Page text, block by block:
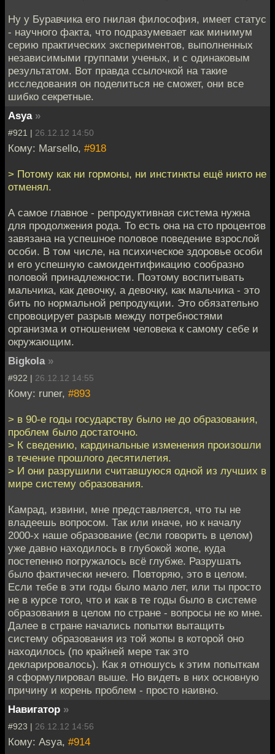
Ну у Буравчика его гнилая философия, имеет статус
- научного факта, что подразумевает как минимум
серию практических экспериментов, выполненных
независимыми группами ученых, и с одинаковым
результатом. Вот правда ссылочкой на такие
исследования он поделиться не сможет, они все
шибко секретные.
Asya »
#921 | 26.12.12 14:50
Кому: Marsello, #918
> Потому как ни гормоны, ни инстинкты ещё никто не
отменял.
А самое главное - репродуктивная система нужна
для продолжения рода. То есть она на сто процентов
завязана на успешное половое поведение взрослой
особи. В том числе, на психическое здоровье особи
и его успешную самоидентификацию сообразно
половой принадлежности. Поэтому воспитывать
мальчика, как девочку, а девочку, как мальчика - это
бить по нормальной репродукции. Это обязательно
спровоцирует разрыв между потребностями
организма и отношением человека к самому себе и
окружающим.
Bigkola »
#922 | 26.12.12 14:55
Кому: runer, #893
> в 90-е годы государству было не до образования,
проблем было достаточно.
> К сведению, кардинальные изменения произошли
в течение прошлого десятилетия.
> И они разрушили считавшуюся одной из лучших в
мире систему образования.
Камрад, извини, мне представляется, что ты не
владеешь вопросом. Так или иначе, но к началу
2000-х наше образование (если говорить в целом)
уже давно находилось в глубокой жопе, куда
постепенно погружалось всё глубже. Разрушать
было фактически нечего. Повторяю, это в целом.
Если тебе в эти годы было мало лет, или ты просто
не в курсе того, что и как в те годы было в системе
образования в целом по стране - вопросы не ко мне.
Далее в стране начались попытки вытащить
систему образования из той жопы в которой оно
находилось (по крайней мере так это
декларировалось). Как я отношусь к этим попыткам
я сформулировал выше. Но видеть в них основную
причину и корень проблем - просто наивно.
Навигатор »
#923 | 26.12.12 14:56
Кому: Asya, #914